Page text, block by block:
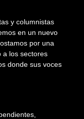
y columnistas
en un nuevo
por una
a los sectores
donde sus voces